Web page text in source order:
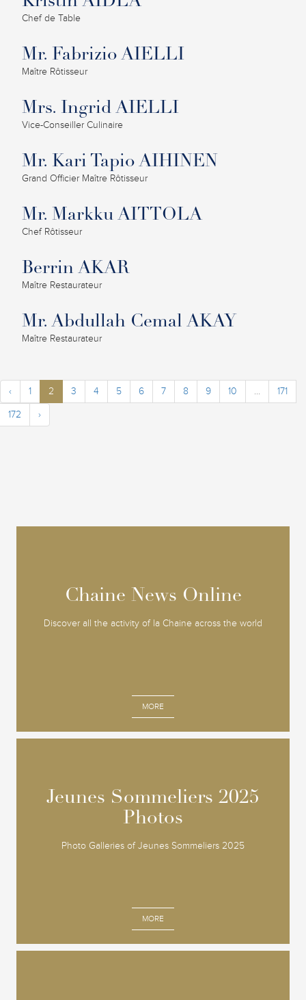
Chef de Table
Mr. Fabrizio AIELLI
Maître Rôtisseur
Mrs. Ingrid AIELLI
Vice-Conseiller Culinaire
Mr. Kari Tapio AIHINEN
Grand Officier Maître Rôtisseur
Mr. Markku AITTOLA
Chef Rôtisseur
Berrin AKAR
Maître Restaurateur
Mr. Abdullah Cemal AKAY
Maître Restaurateur
‹ 1 2 3 4 5 6 7 8 9 10 ...
171
172
›
Chaine News Online
Discover all the activity of la Chaine across the world
MORE
Chaine News Online
Jeunes Sommeliers 2025
Photos
Photo Galleries of Jeunes Sommeliers 2025
MORE
Jeunes Sommeliers 2025
Photos